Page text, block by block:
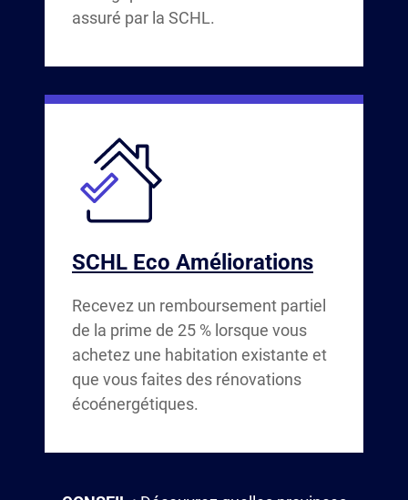
assuré par la SCHL.
SCHL Eco Améliorations
Recevez un remboursement partiel
de la prime de 25 % lorsque vous
achetez une habitation existante et
que vous faites des rénovations
écoénergétiques.